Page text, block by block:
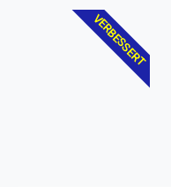
VERBESSERT